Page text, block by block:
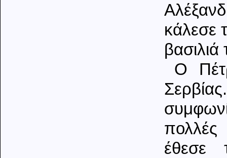
κάλεσε
βασιλιά
Ο
πολλές
έθεσε